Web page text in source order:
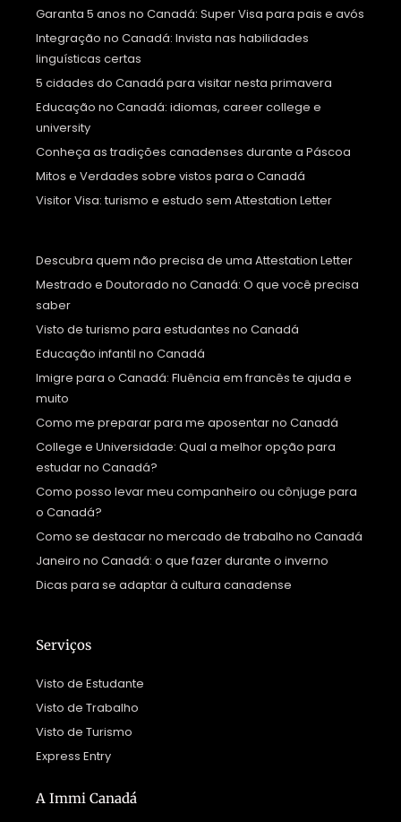
Garanta 5 anos no Canadá: Super Visa para pais e avós
Integração no Canadá: Invista nas habilidades
linguísticas certas
5 cidades do Canadá para visitar nesta primavera
Educação no Canadá: idiomas, career college e
university
Conheça as tradições canadenses durante a Páscoa
Mitos e Verdades sobre vistos para o Canadá
Visitor Visa: turismo e estudo sem Attestation Letter
Descubra quem não precisa de uma Attestation Letter
Mestrado e Doutorado no Canadá: O que você precisa
saber
Visto de turismo para estudantes no Canadá
Educação infantil no Canadá
Imigre para o Canadá: Fluência em francês te ajuda e
muito
Como me preparar para me aposentar no Canadá
College e Universidade: Qual a melhor opção para
estudar no Canadá?
Como posso levar meu companheiro ou cônjuge para
o Canadá?
Como se destacar no mercado de trabalho no Canadá
Janeiro no Canadá: o que fazer durante o inverno
Dicas para se adaptar à cultura canadense
Serviços
Visto de Estudante
Visto de Trabalho
Visto de Turismo
Express Entry
A Immi Canadá